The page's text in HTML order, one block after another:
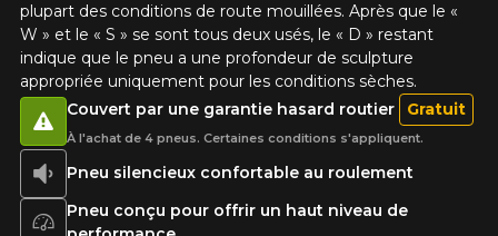
plupart des conditions de route mouillées. Après que le «
W » et le « S » se sont tous deux usés, le « D » restant
indique que le pneu a une profondeur de sculpture
appropriée uniquement pour les conditions sèches.
Pneu silencieux confortable au roulement
Pneu conçu pour offrir un haut niveau de
Couvert par une garantie hasard routier Gratuit
À l'achat de 4 pneus. Certaines conditions s'appliquent.